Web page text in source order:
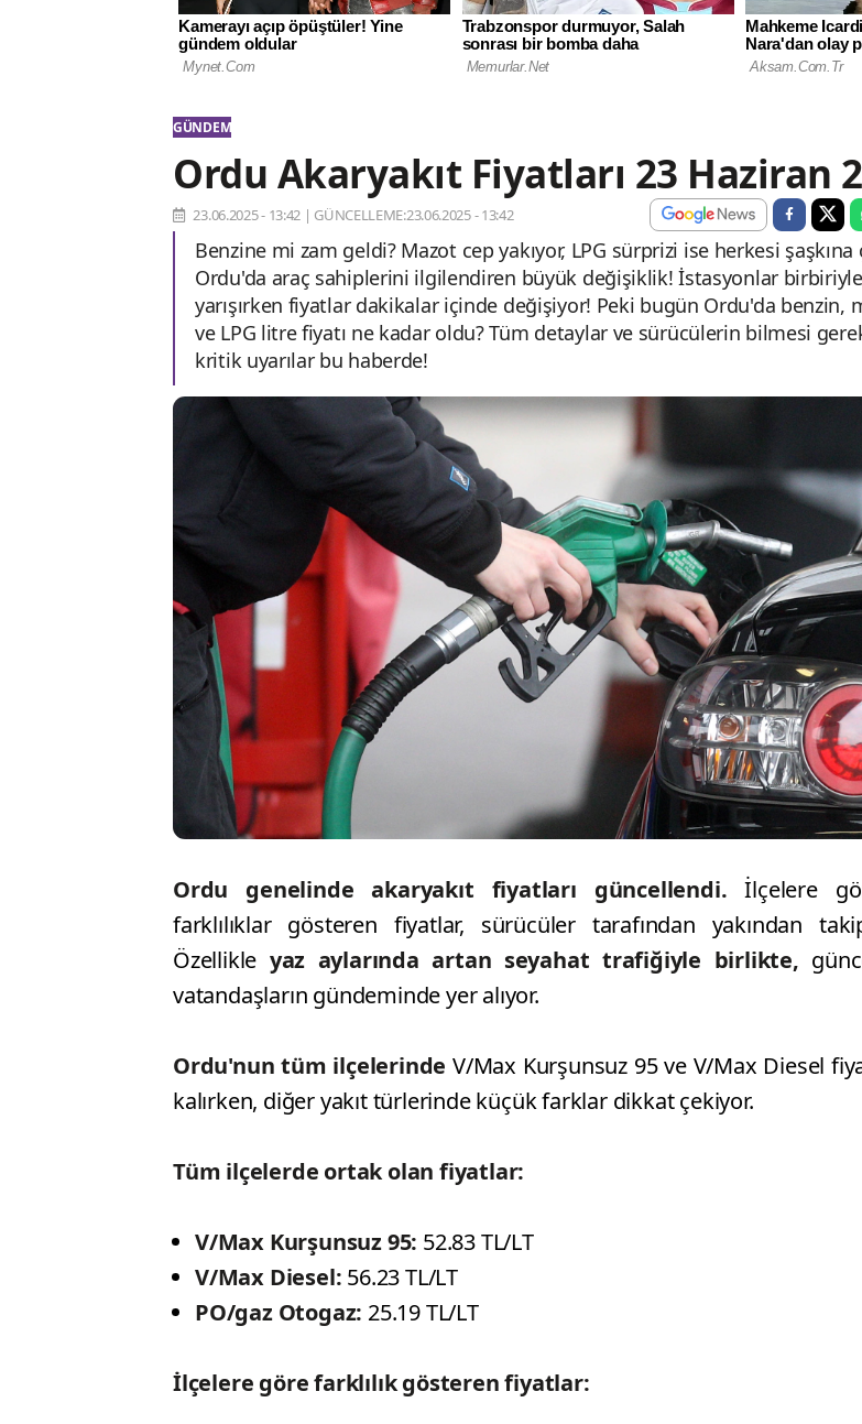
GÜNDEM
Ordu Akaryakıt Fiyatları 23 Haziran
23.06.2025 - 13:42 | GÜNCELLEME:23.06.2025 - 13:42
Benzine mi zam geldi? Mazot cep yakıyor, LPG sürprizi ise herkesi şaşkına
Ordu'da araç sahiplerini ilgilendiren büyük değişiklik! İstasyonlar birbiriyle
yarışırken fiyatlar dakikalar içinde değişiyor! Peki bugün Ordu'da benzin,
ve LPG litre fiyatı ne kadar oldu? Tüm detaylar ve sürücülerin bilmesi
kritik uyarılar bu haberde!
Ordu genelinde akaryakıt fiyatları güncellendi. İlçelere
farklılıklar gösteren fiyatlar, sürücüler tarafından yakından
Özellikle yaz aylarında artan seyahat trafiğiyle birlikte,
vatandaşların gündeminde yer alıyor.
Ordu'nun tüm ilçelerinde V/Max Kurşunsuz 95 ve V/Max Diesel
kalırken, diğer yakıt türlerinde küçük farklar dikkat çekiyor.
Tüm ilçelerde ortak olan fiyatlar:
V/Max Kurşunsuz 95: 52.83 TL/LT
V/Max Diesel: 56.23 TL/LT
PO/gaz Otogaz: 25.19 TL/LT
İlçelere göre farklılık gösteren fiyatlar: